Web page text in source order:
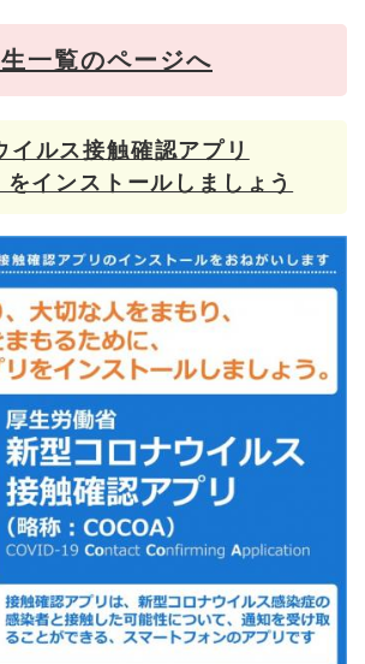
一覧のページへ
イルス接触確認アプリ
をインストールしましょう